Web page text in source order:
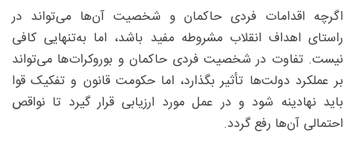
اگرچه اقدامات فردی حاکمان و شخصیت آن‌ها می‌تواند در
راستای اهداف انقلاب مشروطه مفید باشد، اما به‌تنهایی کافی
نیست. تفاوت در شخصیت فردی حاکمان و بوروکرات‌ها می‌تواند
بر عملکرد دولت‌ها تأثیر بگذارد، اما حکومت قانون و تفکیک قوا
باید نهادینه شود و در عمل مورد ارزیابی قرار گیرد تا نواقص
احتمالی آن‌ها رفع گردد.